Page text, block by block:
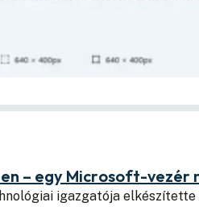
– egy Microsoft-vezér
igazgatója elkészítette